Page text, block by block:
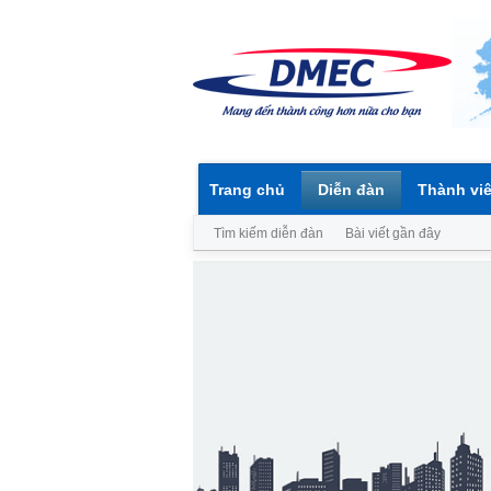
Trang chủ Diễn đàn
Tìm kiếm diễn đàn Bài viết gần đây
Thành